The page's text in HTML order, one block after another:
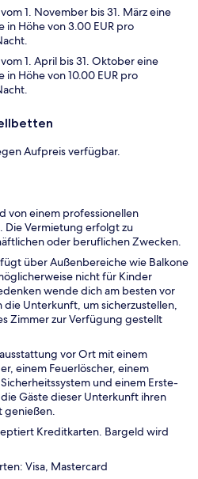
1. November bis 31. März eine
in Höhe von 3.00 EUR pro
1. April bis 31. Oktober eine
in Höhe von 10.00 EUR pro
Aufpreis verfügbar.
von einem professionellen
Die Vermietung erfolgt zu
oder beruflichen Zwecken.
über Außenbereiche wie Balkone
nicht für Kinder
wende dich am besten vor
Unterkunft, um sicherzustellen,
Zimmer zur Verfügung gestellt
vor Ort mit einem
einem Feuerlöscher, einem
und einem Erste-
Gäste dieser Unterkunft ihren
genießen.
Kreditkarten. Bargeld wird
Visa, Mastercard